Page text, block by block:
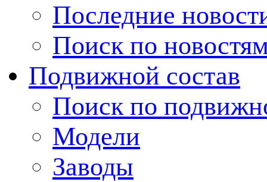
Последние
Поиск по
Подвижной состав
Поиск по
Модели
Заводы